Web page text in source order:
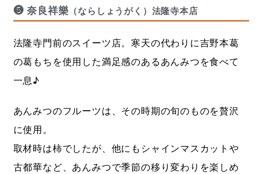
❺ 奈良祥樂 （ならしょうがく）法隆寺本店
法隆寺門前のスイーツ店。寒天の代わりに吉野本葛
の葛もちを使用した満足感のあるあんみつを食べて
一息♪
あんみつのフルーツは、その時期の旬のものを贅沢
に使用。
取材時は柿でしたが、他にもシャインマスカットや
古都華など、あんみつで季節の移り変わりを楽しめ